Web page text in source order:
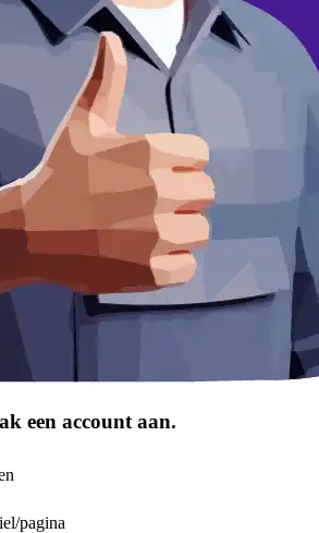
een account aan.
pagina